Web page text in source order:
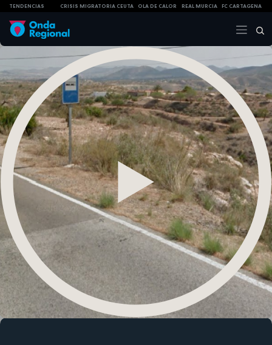
TENDENCIAS CRISIS MIGRATORIA CEUTA OLA DE CALOR REAL MURCIA FC CARTAGENA